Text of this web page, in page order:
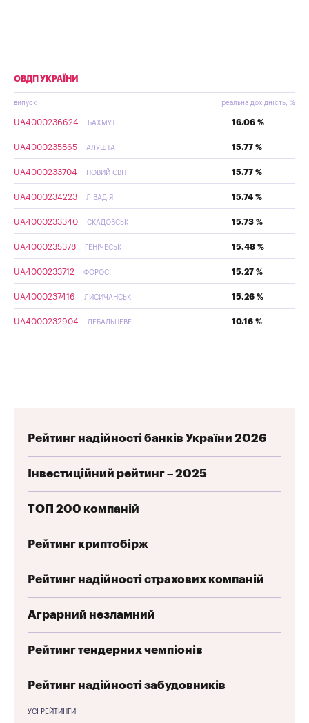
ОВДП УКРАЇНИ
випуск реальна дохідність, %
UA4000236624 БАХМУТ 16.06 %
UA4000235865 АЛУШТА 15.77 %
UA4000233704 НОВИЙ СВІТ 15.77 %
UA4000234223 ЛІВАДІЯ 15.74 %
UA4000233340 СКАДОВСЬК 15.73 %
UA4000235378 ГЕНІЧЕСЬК 15.48 %
UA4000233712 ФОРОС 15.27 %
UA4000237416 ЛИСИЧАНСЬК 15.26 %
UA4000232904 ДЕБАЛЬЦЕВЕ 10.16 %
Рейтинг надійності банків України 2026
Інвестиційний рейтинг – 2025
ТОП 200 компаній
Рейтинг криптобірж
Рейтинг надійності страхових компаній
Аграрний незламний
Рейтинг тендерних чемпіонів
Рейтинг надійності забудовників
УСІ РЕЙТИНГИ